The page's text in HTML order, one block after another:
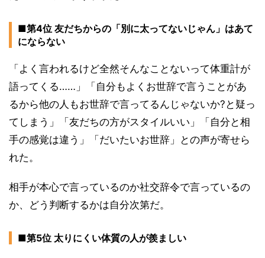
■第4位 友だちからの「別に太ってないじゃん」はあて
にならない
「よく言われるけど全然そんなことないって体重計が
語ってくる……」「自分もよくお世辞で言うことがあ
るから他の人もお世辞で言ってるんじゃないか?と疑っ
てしまう」「友だちの方がスタイルいい」「自分と相
手の感覚は違う」「だいたいお世辞」との声が寄せら
れた。
相手が本心で言っているのか社交辞令で言っているの
か、どう判断するかは自分次第だ。
■第5位 太りにくい体質の人が羨ましい